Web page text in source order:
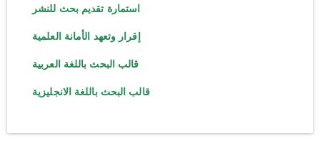
استمارة تقديم بحث للنشر
إقرار وتعهد الأمانة العلمية
قالب البحث باللغة العربية
قالب البحث باللغة الانجليزية